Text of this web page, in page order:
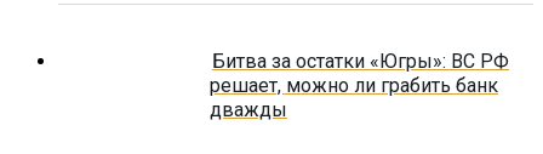
Битва за остатки «Югры»: ВС РФ
решает, можно ли грабить банк
дважды